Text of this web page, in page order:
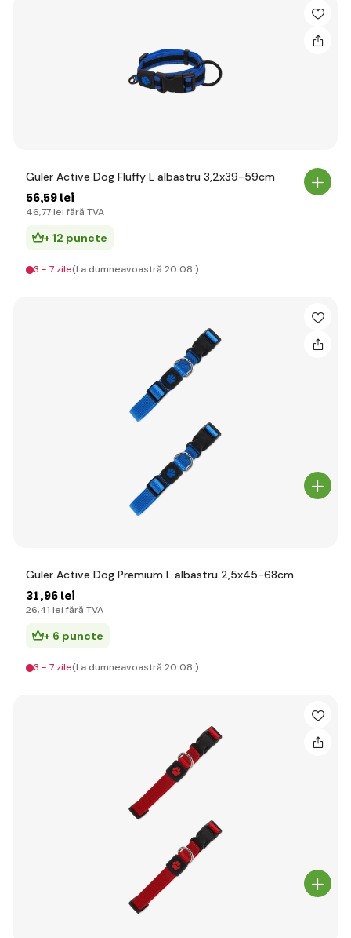
Guler Active Dog Fluffy L albastru 3,2x39-59cm
56,59 lei
46,77 lei fără TVA
+ 12 puncte
3 - 7 zile(La dumneavoastră 20.08.)
Guler Active Dog Premium L albastru 2,5x45-68cm
31,96 lei
26,41 lei fără TVA
+ 6 puncte
3 - 7 zile(La dumneavoastră 20.08.)